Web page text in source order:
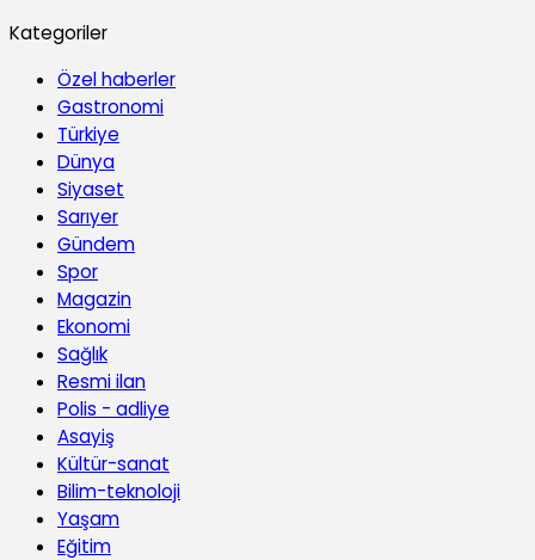
Kategoriler
Özel haberler
Gastronomi
Türkiye
Dünya
Siyaset
Sarıyer
Gündem
Spor
Magazin
Ekonomi
Sağlık
Resmi ilan
Polis - adliye
Asayiş
Kültür-sanat
Bilim-teknoloji
Yaşam
Eğitim